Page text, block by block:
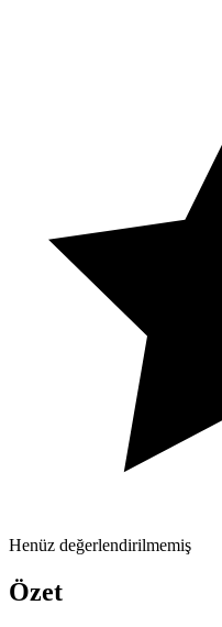
Henüz değerlendirilmemiş
Özet